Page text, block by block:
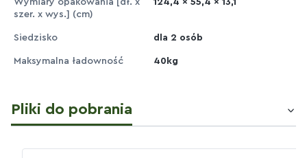
Wymiary opakowania [dł. x
szer. x wys.] (cm)
124,4 x 55,4 x 13,1
Siedzisko dla 2 osób
Maksymalna ładowność 40kg
Pliki do pobrania